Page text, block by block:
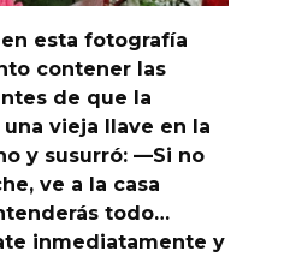
esta fotografía
contener las
de que la
vieja llave en la
y susurró: —Si no
ve a la casa
todo…
inmediatamente y